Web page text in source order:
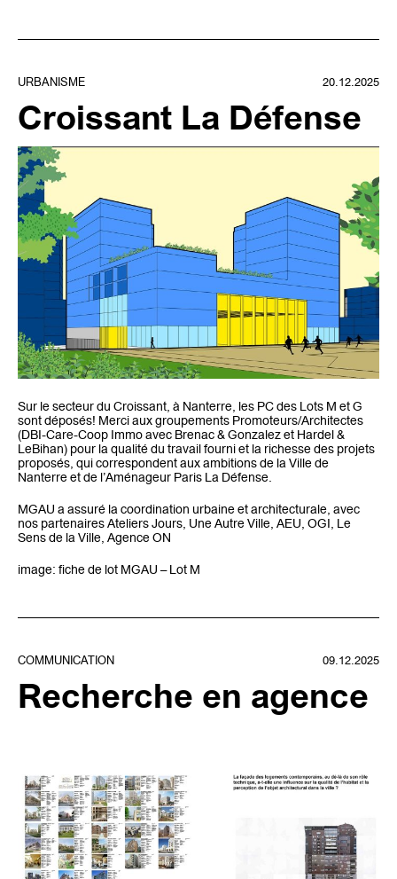
URBANISME 20.12.2025
Croissant La Défense
Sur le secteur du Croissant, à Nanterre, les PC des Lots M et G
sont déposés! Merci aux groupements Promoteurs/Architectes
(DBI-Care-Coop Immo avec Brenac & Gonzalez et Hardel &
LeBihan) pour la qualité du travail fourni et la richesse des projets
proposés, qui correspondent aux ambitions de la Ville de
Nanterre et de l’Aménageur Paris La Défense.
MGAU a assuré la coordination urbaine et architecturale, avec
nos partenaires Ateliers Jours, Une Autre Ville, AEU, OGI, Le
Sens de la Ville, Agence ON
image: fiche de lot MGAU – Lot M
COMMUNICATION 09.12.2025
Recherche en agence